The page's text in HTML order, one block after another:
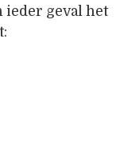
geval het